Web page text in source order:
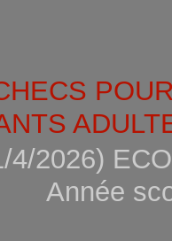
4/2026)
Année